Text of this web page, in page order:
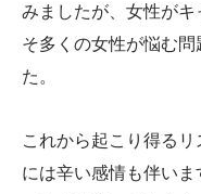
みましたが、女性が
そ多くの女性が悩む
た。
これから起こり得る
には辛い感情も伴い